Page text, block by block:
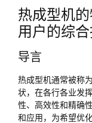
热成型机
用户的综
导言
热成型机通常被称
状，在各行各业发
性、高效性和精确
和应用，为希望优